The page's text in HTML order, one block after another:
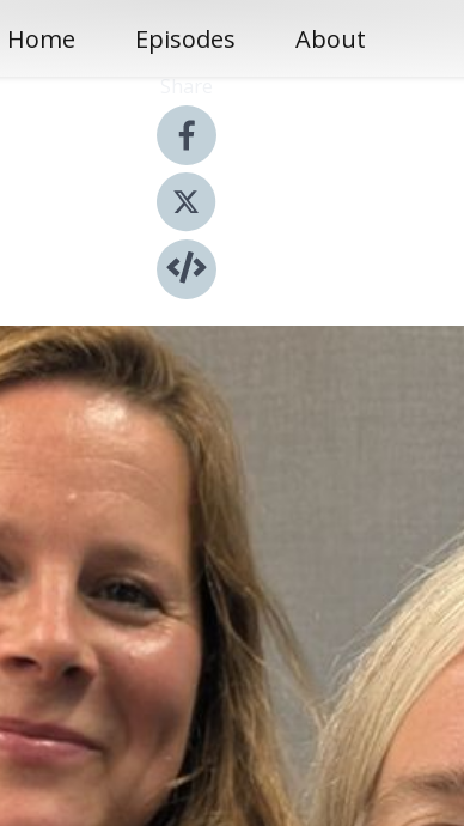
Home Episodes About